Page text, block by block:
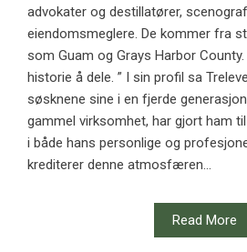
advokater og destillatører,
eiendomsmeglere. De kommer fra
som Guam og Grays Harbor
historie å dele. ” I sin profil sa
søsknene sine i en fjerde
gammel virksomhet, har gjort ham
i både hans personlige og
krediterer denne atmosfæren...
Read More